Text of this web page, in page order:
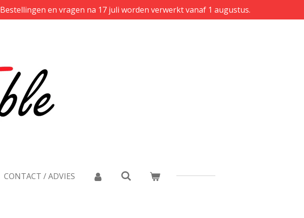
Bestellingen en vragen na 17 juli worden verwerkt vanaf 1 augustus.
CONTACT / ADVIES